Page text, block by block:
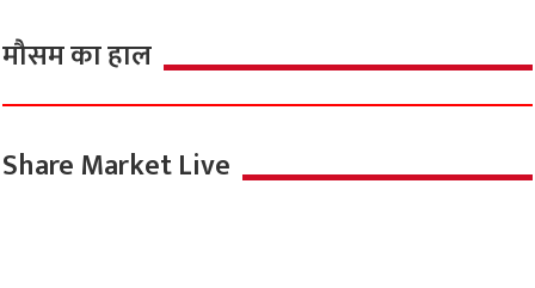
मौसम का हाल
Share Market Live